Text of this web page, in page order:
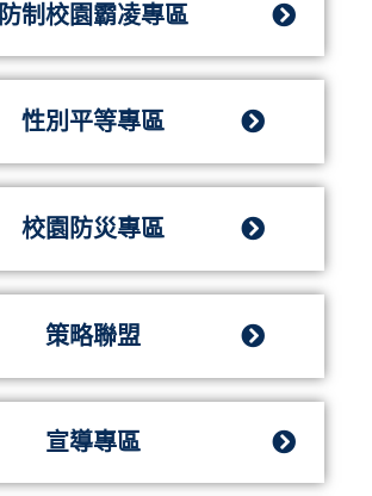
防制校園霸凌專區
性別平等專區
校園防災專區
策略聯盟
宣導專區